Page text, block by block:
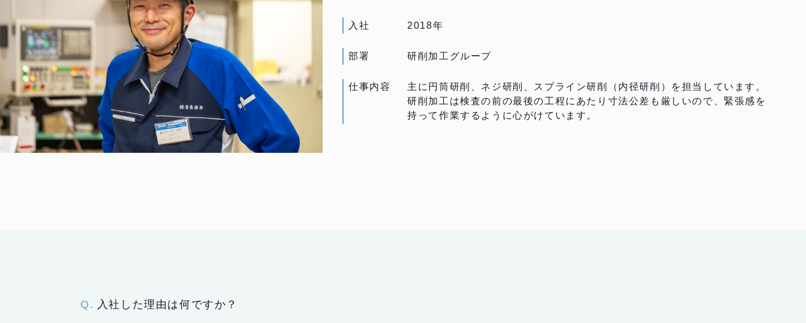
入社 2018年
部署 研削加工グループ
仕事内容
主に円筒研削、ネジ研削、スプライン研削（内径研削）を担当しています。
研削加工は検査の前の最後の工程にあたり寸法公差も厳しいので、緊張感を
持って作業するように心がけています。
入社した理由は何ですか？